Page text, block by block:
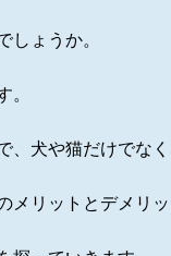
ょうか。
犬や猫だけでな
リットとデメリ